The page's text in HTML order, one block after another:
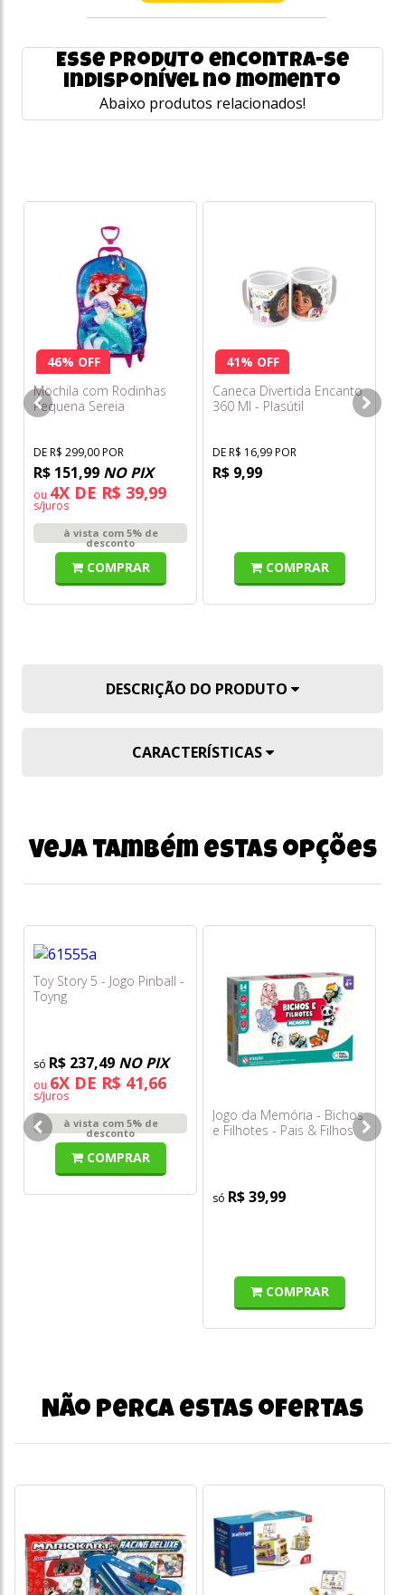
Esse produto encontra-se
indisponível no momento
Abaixo produtos relacionados!
46% OFF
Mochila com Rodinhas
Pequena Sereia
3855cm22 - Diplomata
DE R$ 299,00 POR
R$ 151,99 NO PIX
ou 4X DE R$ 39,99
s/juros
à vista com 5% de
desconto
COMPRAR
41% OFF
Caneca Divertida Encanto
360 Ml - Plasútil
DE R$ 16,99 POR
R$ 9,99
COMPRAR
DESCRIÇÃO DO PRODUTO
CARACTERÍSTICAS
Veja também estas opções
Toy Story 5 - Jogo Pinball -
Toyng
R$ 237,49 NO PIX
ou 6X DE R$ 41,66
s/juros
à vista com 5% de
desconto
COMPRAR
Jogo da Memória - Bichos
e Filhotes - Pais & Filhos
R$ 39,99
COMPRAR
Não perca estas ofertas